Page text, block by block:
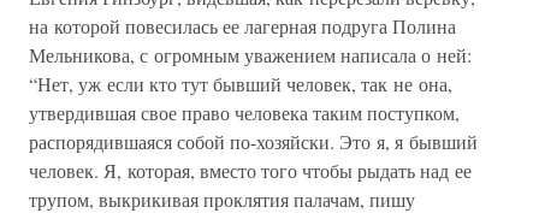
на которой повесилась ее лагерная подруга Полина
Мельникова, с огромным уважением написала о ней:
“Нет, уж если кто тут бывший человек, так не она,
утвердившая свое право человека таким поступком,
распорядившаяся собой по-хозяйски. Это я, я бывший
человек. Я, которая, вместо того чтобы рыдать над ее
трупом, выкрикивая проклятия палачам, пишу